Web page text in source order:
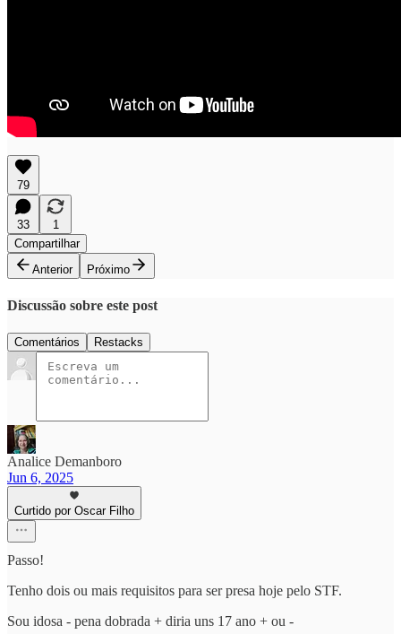
79
33
1
Compartilhar
Anterior
Próximo
Discussão sobre este post
Comentários Restacks
Analice Demanboro
Jun 6, 2025
Curtido por Oscar Filho
Passo!
Tenho dois ou mais requisitos para ser presa hoje pelo STF.
Sou idosa - pena dobrada + diria uns 17 ano + ou -